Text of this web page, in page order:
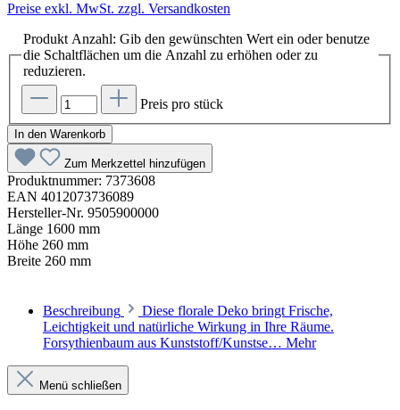
Preise exkl. MwSt. zzgl. Versandkosten
Produkt Anzahl: Gib den gewünschten Wert ein oder benutze
die Schaltflächen um die Anzahl zu erhöhen oder zu
reduzieren.
Preis pro stück
In den Warenkorb
Zum Merkzettel hinzufügen
Produktnummer: 7373608
EAN 4012073736089
Hersteller-Nr. 9505900000
Länge 1600 mm
Höhe 260 mm
Breite 260 mm
Beschreibung
Diese florale Deko bringt Frische,
Leichtigkeit und natürliche Wirkung in Ihre Räume.
Forsythienbaum aus Kunststoff/Kunstse… Mehr
Menü schließen